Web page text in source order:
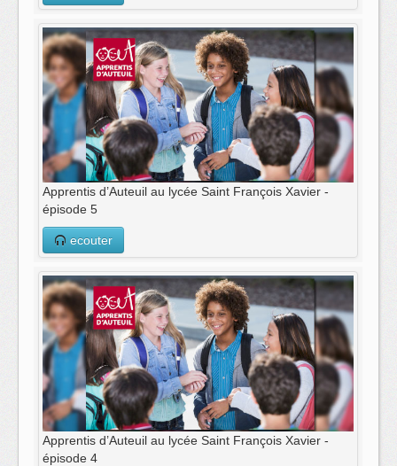
Apprentis d’Auteuil au lycée Saint François Xavier -
épisode 5
ecouter
Apprentis d’Auteuil au lycée Saint François Xavier -
épisode 4